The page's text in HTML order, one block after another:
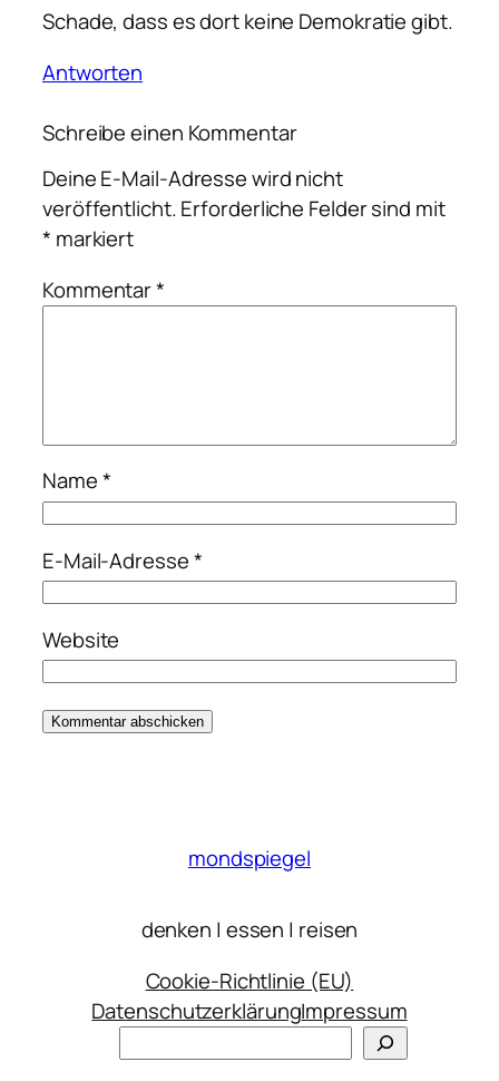
Schade, dass es dort keine Demokratie gibt.
Antworten
Schreibe einen Kommentar
Deine E-Mail-Adresse wird nicht
veröffentlicht.Erforderliche Felder sind mit
* markiert
Kommentar*
Name*
E-Mail-Adresse*
Website
mondspiegel
denken | essen | reisen
Cookie-Richtlinie (EU)
DatenschutzerklärungImpressum